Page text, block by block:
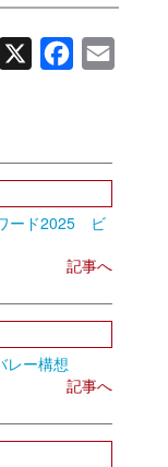
Facebook
ード2025 ビ
記事へ
レー構想
記事へ